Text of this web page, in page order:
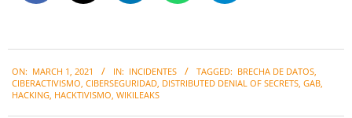
03-
01
ON: MARCH 1, 2021 IN: INCIDENTES TAGGED: BRECHA DE DATOS
CIBERACTIVISMO CIBERSEGURIDAD DISTRIBUTED DENIAL OF SECRETS GAB
HACKING HACKTIVISMO WIKILEAKS